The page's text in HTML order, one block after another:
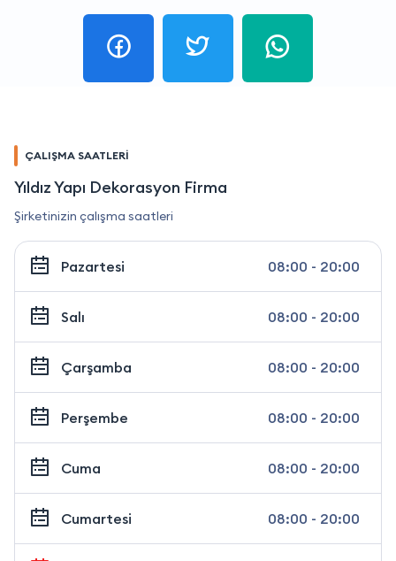
ÇALIŞMA SAATLERİ
Yıldız Yapı Dekorasyon Firma
Şirketinizin çalışma saatleri
Pazartesi 08:00 - 20:00
Salı 08:00 - 20:00
Çarşamba 08:00 - 20:00
Perşembe 08:00 - 20:00
Cuma 08:00 - 20:00
Cumartesi 08:00 - 20:00